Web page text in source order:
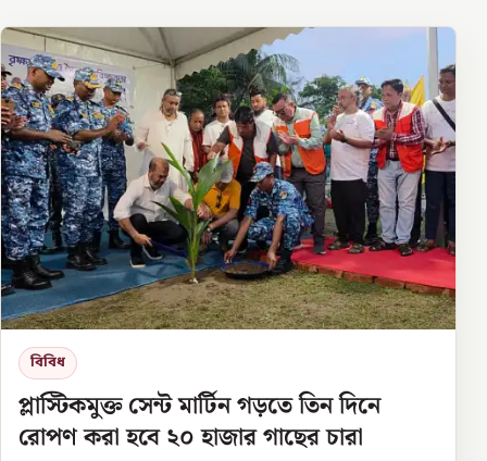
বিবিধ
প্লাস্টিকমুক্ত সেন্ট মার্টিন গড়তে তিন দিনে
রোপণ করা হবে ২০ হাজার গাছের চারা